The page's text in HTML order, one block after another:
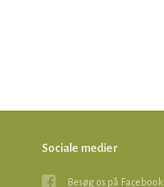
Sociale medier
Besøg os på Facebook